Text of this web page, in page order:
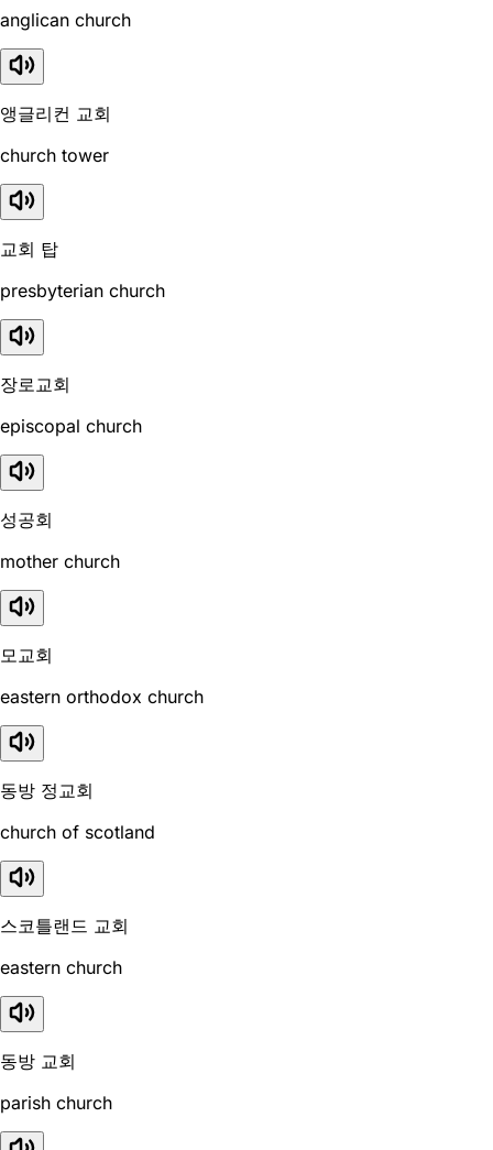
anglican church
앵글리컨 교회
church tower
교회 탑
presbyterian church
장로교회
episcopal church
성공회
mother church
모교회
eastern orthodox church
동방 정교회
church of scotland
스코틀랜드 교회
eastern church
동방 교회
parish church